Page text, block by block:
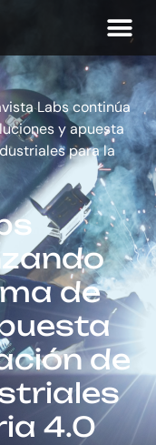
Labs continúa
y apuesta
para la
de
de
4.0